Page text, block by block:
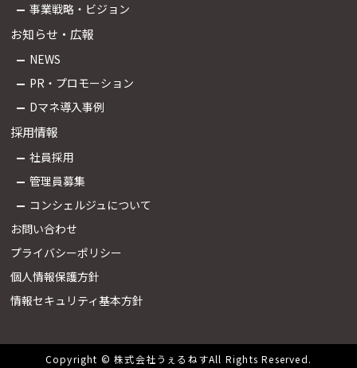
事業戦略・ビジョン
お知らせ・広報
NEWS
PR・プロモーション
Dマネ導入事例
採用情報
社員採用
管理員募集
コンシェルジュについて
お問い合わせ
プライバシーポリシー
個人情報保護方針
情報セキュリティ基本方針
Copyright © 株式会社うぇるねすAll Rights Reserved.